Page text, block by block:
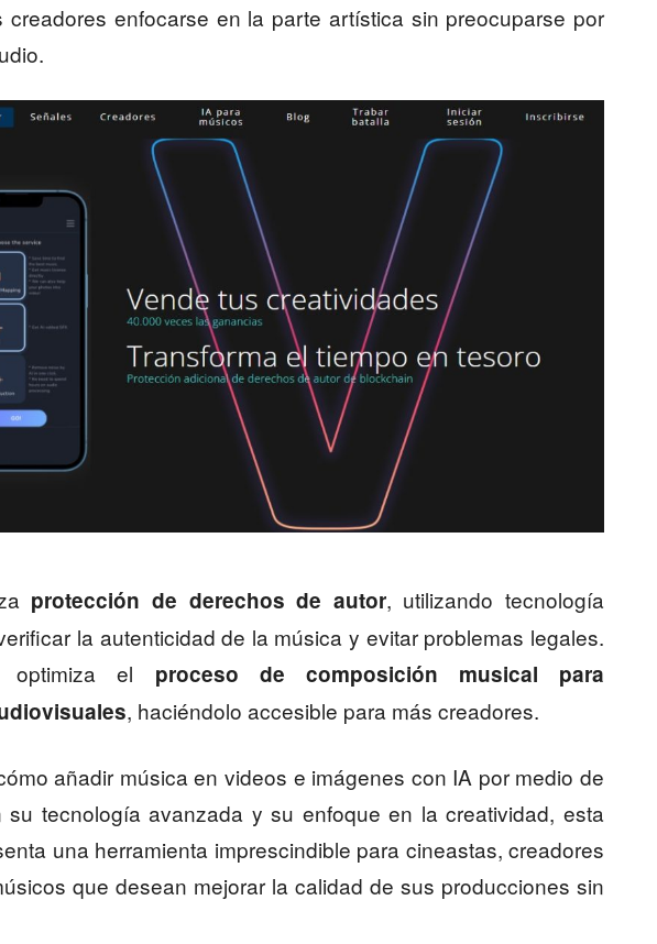
creadores enfocarse en la parte artística sin preocuparse por
protección de derechos de autor, utilizando tecnología
la autenticidad de la música y evitar problemas legales.
optimiza el proceso de composición musical para
, haciéndolo accesible para más creadores.
añadir música en videos e imágenes con IA por medio de
su tecnología avanzada y su enfoque en la creatividad, esta
una herramienta imprescindible para cineastas, creadores
que desean mejorar la calidad de sus producciones sin